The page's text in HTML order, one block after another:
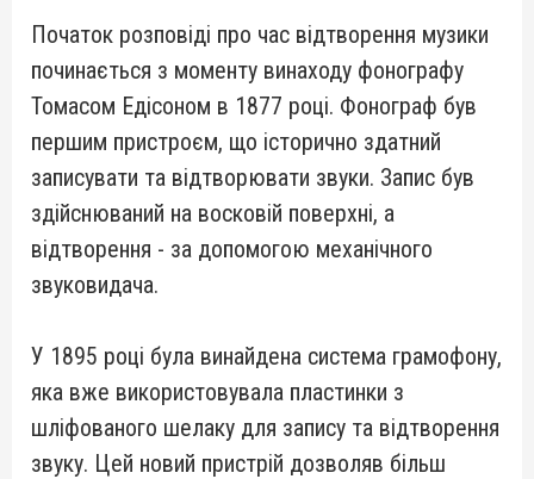
Початок розповіді про час відтворення музики
починається з моменту винаходу фонографу
Томасом Едісоном в 1877 році. Фонограф був
першим пристроєм, що історично здатний
записувати та відтворювати звуки. Запис був
здійснюваний на восковій поверхні, а
відтворення - за допомогою механічного
звуковидача.
У 1895 році була винайдена система грамофону,
яка вже використовувала пластинки з
шліфованого шелаку для запису та відтворення
звуку. Цей новий пристрій дозволяв більш